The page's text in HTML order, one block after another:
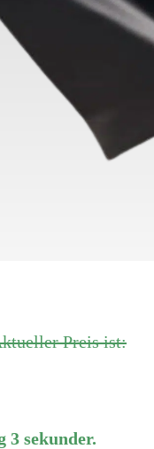
Preis ist:
3 sekunder.